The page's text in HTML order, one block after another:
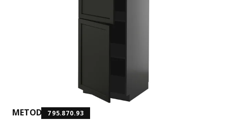
METOD 795.870.93